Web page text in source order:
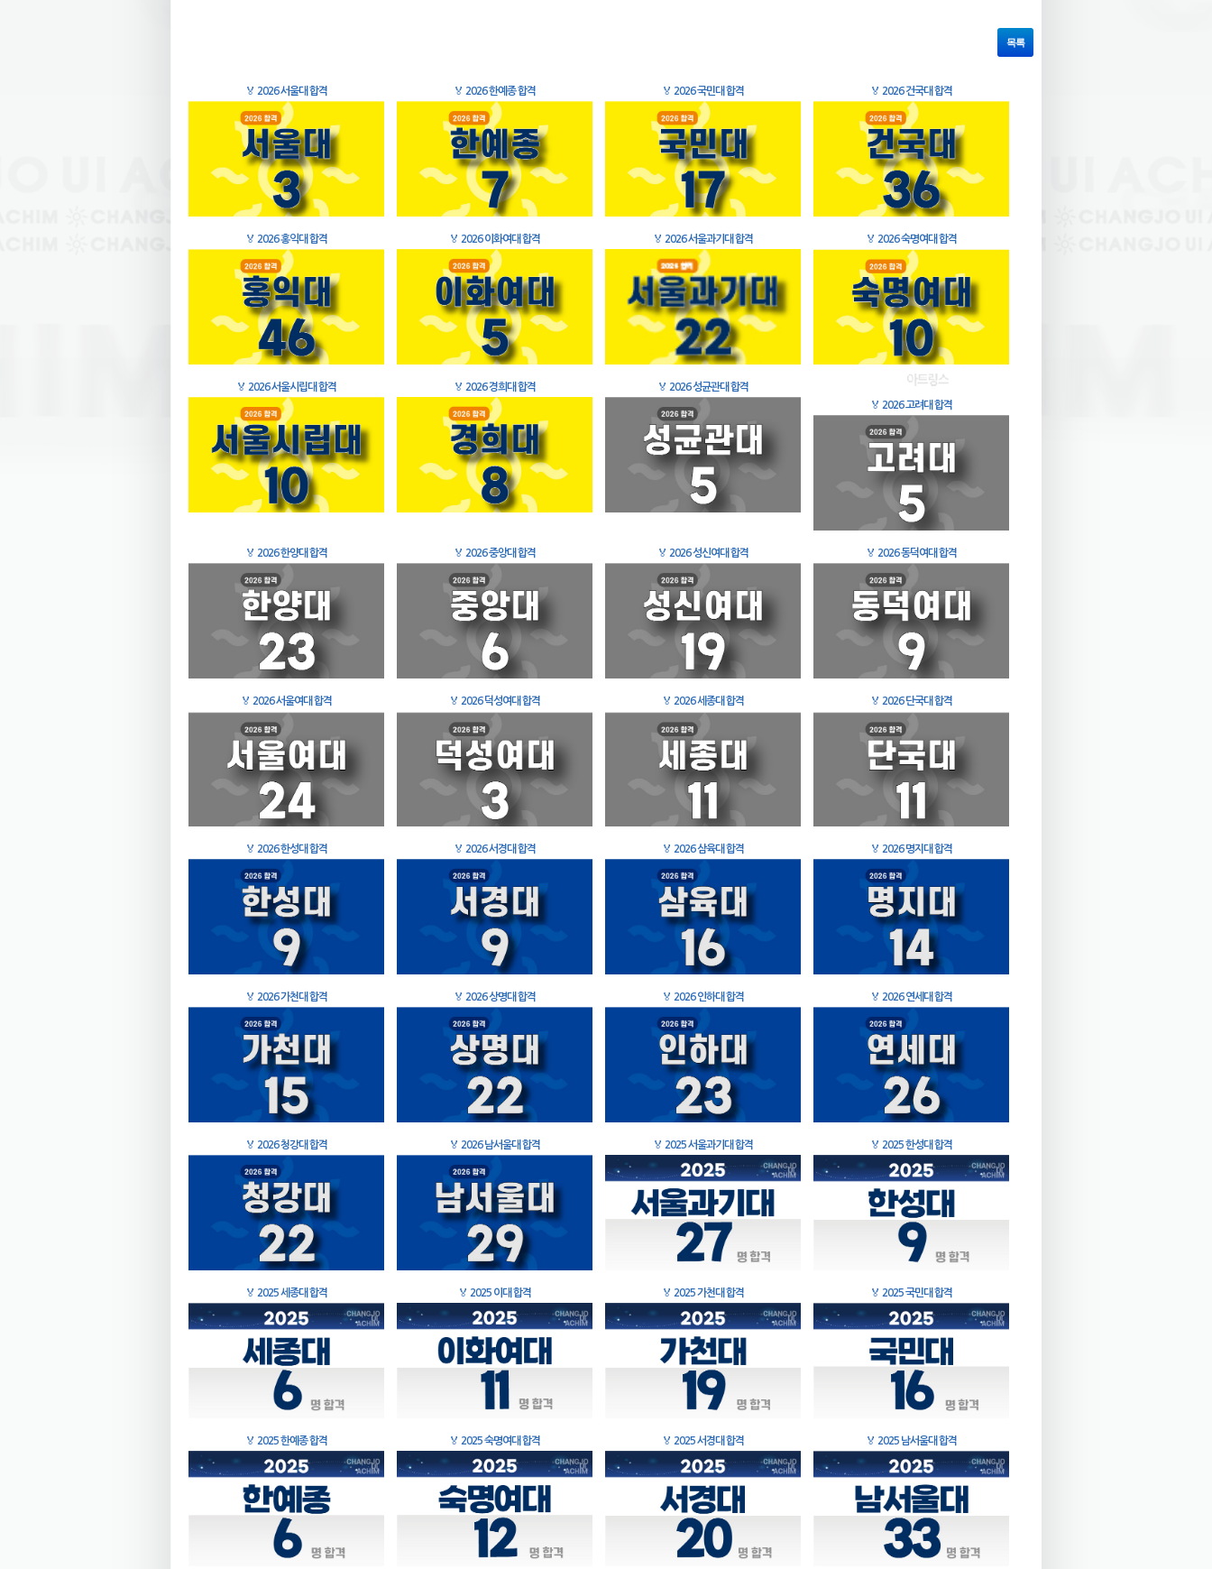
목록
🏅 2026 서울대 합격 🏅 2026 한예종 합격 🏅 2026 국민대 합격 🏅 2026 건국대 합격
🏅 2026 홍익대 합격 🏅 2026 이화여대 합격 🏅 2026 서울과기대 합격 🏅 2026 숙명여대 합격
🏅 2026 서울시립대 합격 🏅 2026 경희대 합격 🏅 2026 성균관대 합격
🏅 2026 고려대 합격
🏅 2026 한양대 합격 🏅 2026 중앙대 합격 🏅 2026 성신여대 합격 🏅 2026 동덕여대 합격
🏅 2026 서울여대 합격 🏅 2026 덕성여대 합격 🏅 2026 세종대 합격 🏅 2026 단국대 합격
🏅 2026 한성대 합격 🏅 2026 서경대 합격 🏅 2026 삼육대 합격 🏅 2026 명지대 합격
🏅 2026 가천대 합격 🏅 2026 상명대 합격 🏅 2026 인하대 합격 🏅 2026 연세대 합격
🏅 2026 청강대 합격 🏅 2026 남서울대 합격 🏅 2025 서울과기대 합격 🏅 2025 한성대 합격
🏅 2025 세종대 합격 🏅 2025 이대 합격 🏅 2025 가천대 합격 🏅 2025 국민대 합격
🏅 2025 한예종 합격 🏅 2025 숙명여대 합격 🏅 2025 서경대 합격 🏅 2025 남서울대 합격